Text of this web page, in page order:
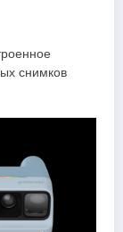
снимков